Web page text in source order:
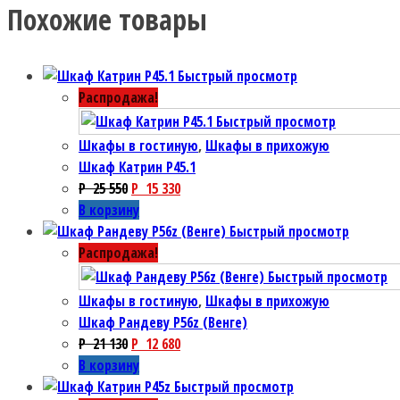
Похожие товары
Быстрый просмотр
Распродажа!
Быстрый просмотр
Шкафы в гостиную, Шкафы в прихожую
Шкаф Катрин P45.1
P25 550 P 15 330
В корзину
Быстрый просмотр
Распродажа!
Быстрый просмотр
Шкафы в гостиную, Шкафы в прихожую
Шкаф Рандеву P56z (Венге)
P21 130 P 12 680
В корзину
Быстрый просмотр